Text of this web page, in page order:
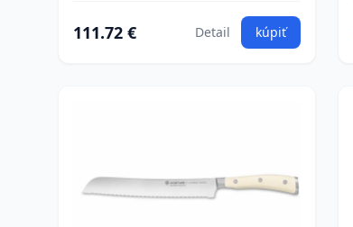
111.72 € Detail kúpiť